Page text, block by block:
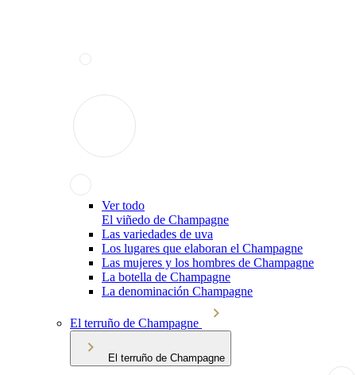
Ver todo
El viñedo de Champagne
Las variedades de uva
Los lugares que elaboran el Champagne
Las mujeres y los hombres de Champagne
La botella de Champagne
La denominación Champagne
El terruño de Champagne
El terruño de Champagne